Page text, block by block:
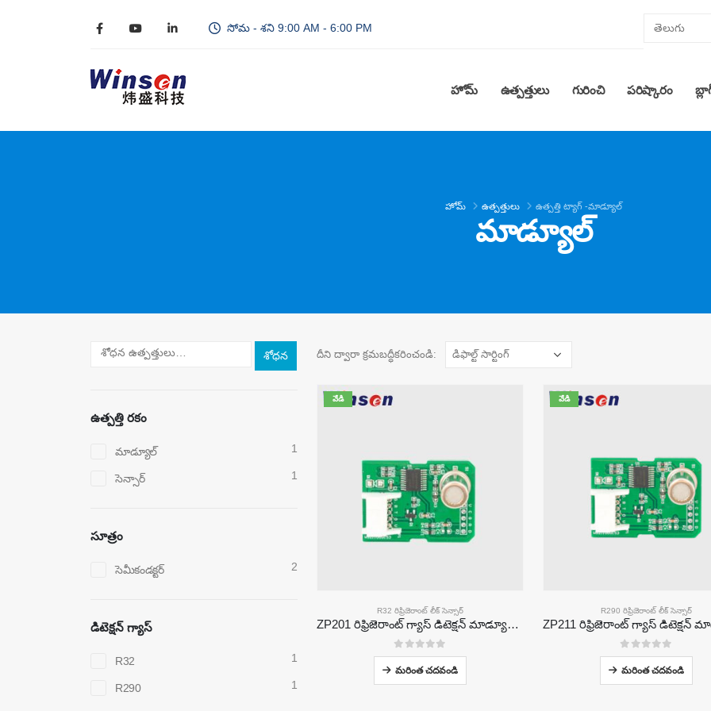
సోమ - శని 9:00 AM - 6:00 PM
హోమ్ ఉత్పత్తులు గురించి పరిష్కారం
హోమ్ ఉత్పత్తులు ఉత్పత్తి ట్యాగ్ -మాడ్యూల్
మాడ్యూల్
దీని ద్వారా క్రమబద్ధీకరించండి:
వేడి
R32 రిఫ్రిజెరాంట్ లీక్ సెన్సార్
ZP201 రిఫ్రిజెరాంట్ గ్యాస్ డిటెక్షన్ మాడ్యూల్ | అధిక-సున్నితత్వం R32 లీక్ సెన్సార్
05 లో
మరింత చదవండి
వేడి
R290 రిఫ్రిజెరాంట్ లీక్ సెన్సార్
05 లో
మరింత చదవండి
శోధన
ఉత్పత్తి రకం
మాడ్యూల్ 1
సెన్సార్ 1
సూత్రం
సెమీకండక్టర్ 2
డిటెక్షన్ గ్యాస్
R32 1
R290 1